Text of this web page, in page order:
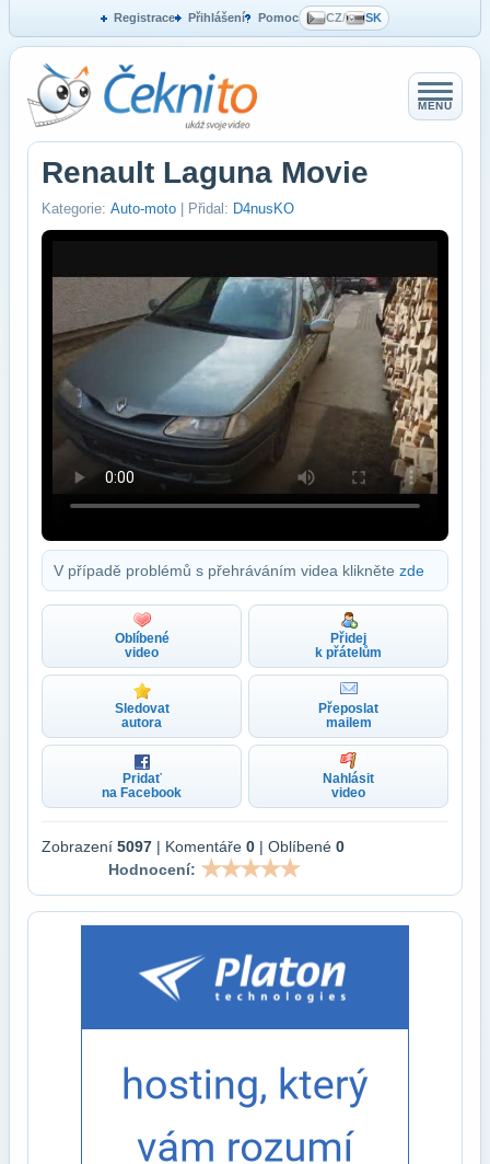
Registrace Přihlášení Pomoc CZ/ SK
MENU
Renault Laguna Movie
Kategorie: Auto-moto | Přidal: D4nusKO
V případě problémů s přehráváním videa klikněte zde
Oblíbené
video
Přidej
k přátelům
Sledovat
autora
Přeposlat
mailem
Pridať
na Facebook
Nahlásit
video
Zobrazení 5097 | Komentáře 0 | Oblíbené 0
Hodnocení: